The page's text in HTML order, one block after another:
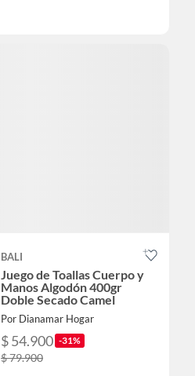
BALI
Juego de Toallas Cuerpo y
Manos Algodón 400gr
Doble Secado Camel
Por Dianamar Hogar
$ 54.900 -31%
$ 79.900